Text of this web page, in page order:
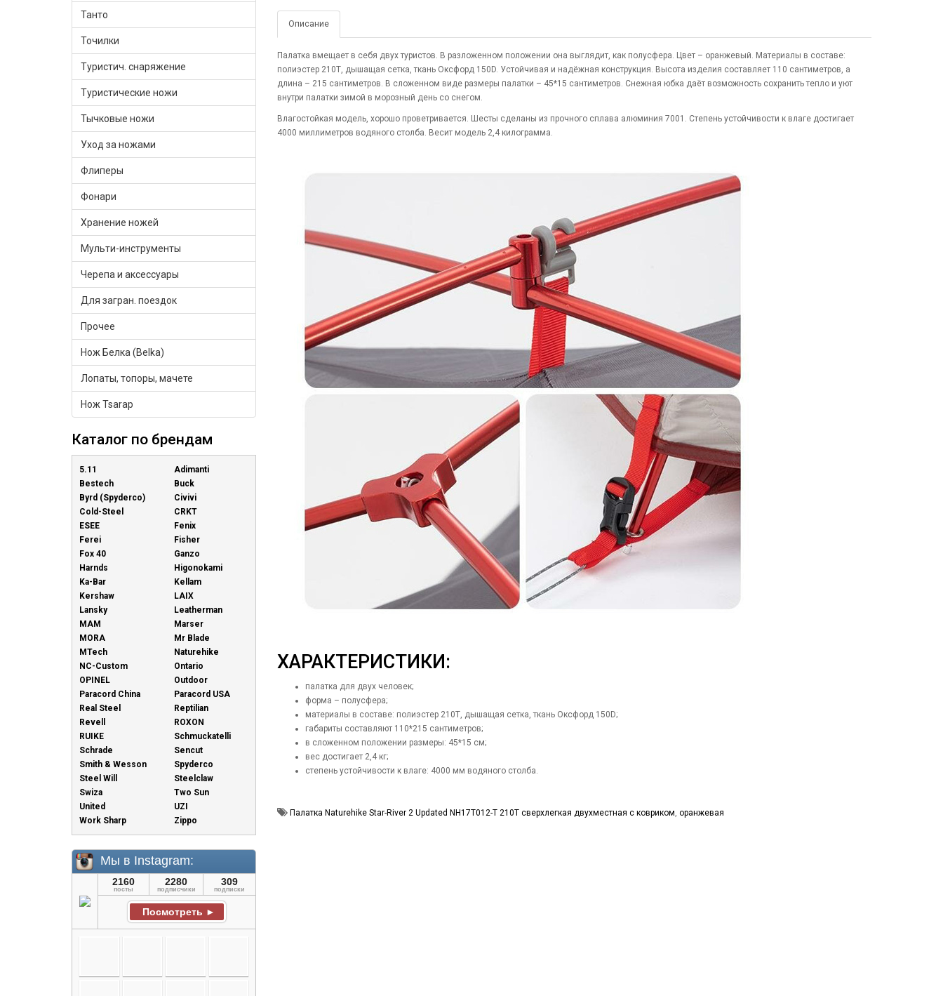
Танто
Точилки
Туристич. снаряжение
Туристические ножи
Тычковые ножи
Уход за ножами
Флиперы
Фонари
Хранение ножей
Мульти-инструменты
Черепа и аксессуары
Для загран. поездок
Прочее
Нож Белка (Belka)
Лопаты, топоры, мачете
Нож Tsarap
Каталог по брендам
5.11
Adimanti
Bestech
Buck
Byrd (Spyderco)
Civivi
Cold-Steel
CRKT
ESEE
Fenix
Ferei
Fisher
Fox 40
Ganzo
Harnds
Higonokami
Ka-Bar
Kellam
Kershaw
LAIX
Lansky
Leatherman
MAM
Marser
MORA
Mr Blade
MTech
Naturehike
NC-Custom
Ontario
OPINEL
Outdoor
Paracord China
Paracord USA
Real Steel
Reptilian
Revell
ROXON
RUIKE
Schmuckatelli
Schrade
Sencut
Smith & Wesson
Spyderco
Steel Will
Steelclaw
Swiza
Two Sun
United
UZI
Work Sharp
Zippo
Описание
Палатка вмещает в себя двух туристов. В разложенном положении она выглядит, как полусфера. Цвет – оранжевый. Материалы в составе:
полиэстер 210Т, дышащая сетка, ткань Оксфорд 150D. Устойчивая и надёжная конструкция. Высота изделия составляет 110 сантиметров, а
длина – 215 сантиметров. В сложенном виде размеры палатки – 45*15 сантиметров. Снежная юбка даёт возможность сохранить тепло и уют
внутри палатки зимой в морозный день со снегом.
Влагостойкая модель, хорошо проветривается. Шесты сделаны из прочного сплава алюминия 7001. Степень устойчивости к влаге достигает
4000 миллиметров водяного столба. Весит модель 2,4 килограмма.
ХАРАКТЕРИСТИКИ:
палатка для двух человек;
форма – полусфера;
материалы в составе: полиэстер 210Т, дышащая сетка, ткань Оксфорд 150D;
габариты составляют 110*215 сантиметров;
в сложенном положении размеры: 45*15 см;
вес достигает 2,4 кг;
степень устойчивости к влаге: 4000 мм водяного столба.
Палатка Naturehike Star-River 2 Updated NH17T012-T 210T сверхлегкая двухместная с ковриком оранжевая